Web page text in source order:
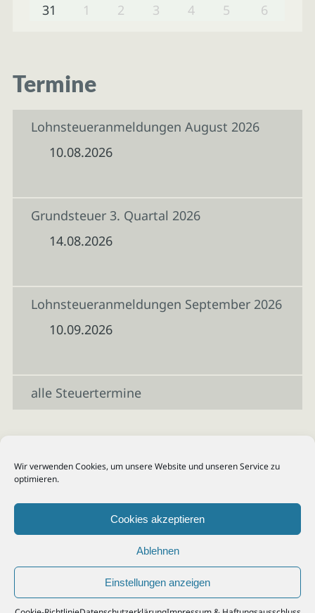
Wir verwenden Cookies, um unsere Website und unseren Service zu
optimieren.
Cookies akzeptieren
Ablehnen
Einstellungen anzeigen
31
1 2 3 4 5 6
Termine
Lohnsteueranmeldungen August 2026
10.08.2026
Grundsteuer 3. Quartal 2026
14.08.2026
Lohnsteueranmeldungen September 2026
10.09.2026
alle Steuertermine
© 2026Steuerberater Kempf, Köln - Steuerberatung Poll, Porz, Deutz, Mülheim,